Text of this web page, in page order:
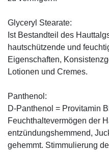
Glyceryl Stearate:
Ist Bestandteil des
hautschützende und
Eigenschaften,
Lotionen und Cremes.
Panthenol:
D-Panthenol = Provitamin
Feuchthaltevermögen der
entzündungshemmend,
gehemmt. Stimmulierung